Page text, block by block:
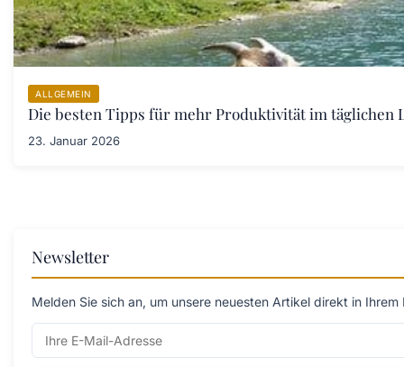
ALLGEMEIN
Die besten Tipps für mehr Produktivität im täglichen
23. Januar 2026
Newsletter
Melden Sie sich an, um unsere neuesten Artikel direkt in